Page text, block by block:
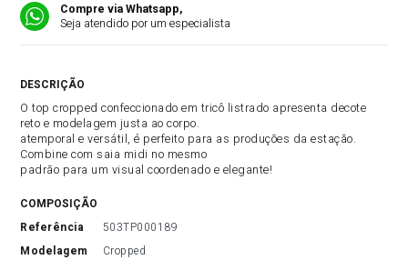
Compre via Whatsapp,
Seja atendido por um especialista
O top cropped confeccionado em tricô listrado apresenta decote
reto e modelagem justa ao corpo.
atemporal e versátil, é perfeito para as produções da estação.
Combine com saia midi no mesmo
padrão para um visual coordenado e elegante!
COMPOSIÇÃO
referência
503TP000189
modelagem
Cropped